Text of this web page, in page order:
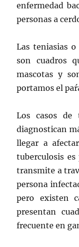
enfermedad
personas a
Las teniasias
son cuadros
mascotas y
portamos el
Los casos de
diagnostican
llegar a
tuberculosis
transmite a
persona
pero existen
presentan
frecuente en